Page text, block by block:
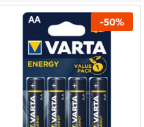
-50%